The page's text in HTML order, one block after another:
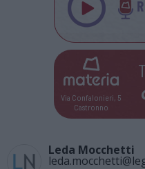
Via Confalonieri, 5
Castronno
Leda Mocchetti